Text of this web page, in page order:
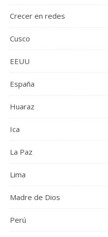
Crecer en redes
Cusco
EEUU
España
Huaraz
Ica
La Paz
Lima
Madre de Dios
Perú